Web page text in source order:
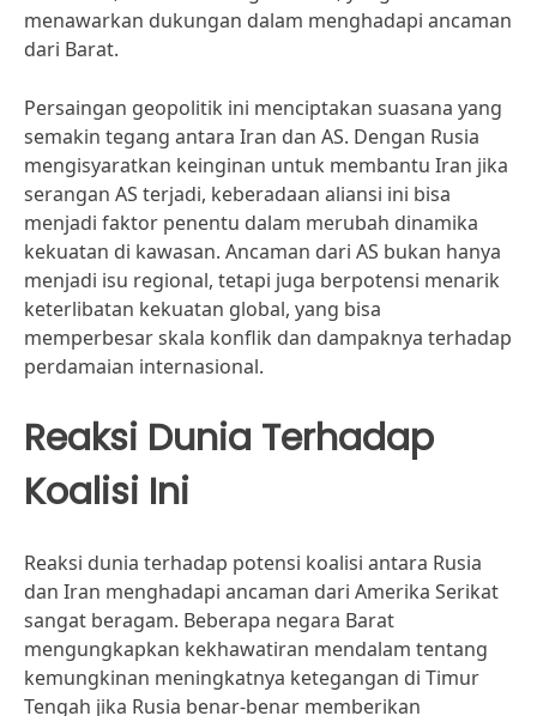
menawarkan dukungan dalam menghadapi ancaman
dari Barat.
Persaingan geopolitik ini menciptakan suasana yang
semakin tegang antara Iran dan AS. Dengan Rusia
mengisyaratkan keinginan untuk membantu Iran jika
serangan AS terjadi, keberadaan aliansi ini bisa
menjadi faktor penentu dalam merubah dinamika
kekuatan di kawasan. Ancaman dari AS bukan hanya
menjadi isu regional, tetapi juga berpotensi menarik
keterlibatan kekuatan global, yang bisa
memperbesar skala konflik dan dampaknya terhadap
perdamaian internasional.
Reaksi Dunia Terhadap
Koalisi Ini
Reaksi dunia terhadap potensi koalisi antara Rusia
dan Iran menghadapi ancaman dari Amerika Serikat
sangat beragam. Beberapa negara Barat
mengungkapkan kekhawatiran mendalam tentang
kemungkinan meningkatnya ketegangan di Timur
Tengah jika Rusia benar-benar memberikan